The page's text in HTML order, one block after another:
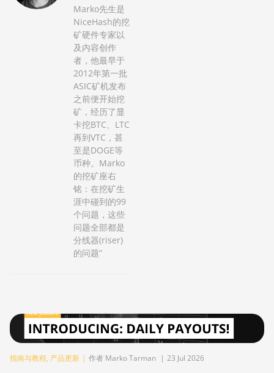
Marko先生是
NiceHash的挖
矿硬件专家以
及内容创作
者，他最早于
2012年第一批
ASIC矿机发布
之前便开始挖
矿，经历了显
卡挖BTC、LTC
再到VTC，甚
至是DOGE等
币种。Marko
的挖矿座右
铭：在挖矿生
涯中碰到的99
个问题，这些
问题全部都是
分线器(riser)
的问题”
指南与教程, 产品更新 | 作者 Marko Tarman | 23 Jul 2026